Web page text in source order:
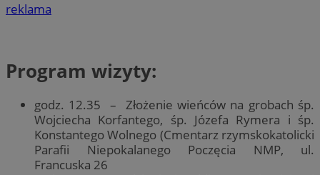
reklama
Program wizyty:
godz. 12.35 – Złożenie wieńców na grobach śp.
Wojciecha Korfantego, śp. Józefa Rymera i śp.
Konstantego Wolnego (Cmentarz rzymskokatolicki
Parafii Niepokalanego Poczęcia NMP, ul.
Francuska 26